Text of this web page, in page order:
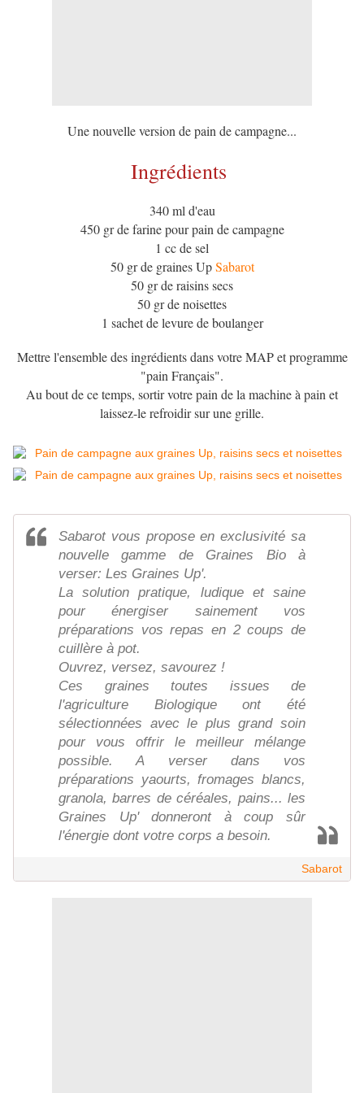
Une nouvelle version de pain de campagne...
Ingrédients
340 ml d'eau
450 gr de farine pour pain de campagne
1 cc de sel
50 gr de graines UpSabarot
50 gr de raisins secs
50 gr de noisettes
1 sachet de levure de boulanger
Mettre l'ensemble des ingrédients dans votre MAP et programme
"pain Français".
Au bout de ce temps, sortir votre pain de la machine à pain et
laissez-le refroidir sur une grille.
Sabarot vous propose en exclusivité sa
nouvelle gamme de Graines Bio à
verser: Les Graines Up'.
La solution pratique, ludique et saine
pour énergiser sainement vos
préparations vos repas en 2 coups de
cuillère à pot.
Ouvrez, versez, savourez !
Ces graines toutes issues de
l'agriculture Biologique ont été
sélectionnées avec le plus grand soin
pour vous offrir le meilleur mélange
possible. A verser dans vos
préparations yaourts, fromages blancs,
granola, barres de céréales, pains... les
Graines Up' donneront à coup sûr
l'énergie dont votre corps a besoin.
Sabarot